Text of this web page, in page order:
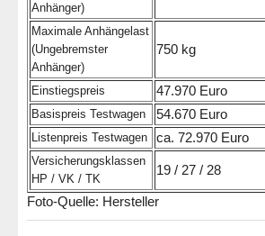
Anhänger)
Maximale Anhängelast
(Ungebremster
Anhänger)
750 kg
Einstiegspreis 47.970 Euro
Basispreis Testwagen 54.670 Euro
Listenpreis Testwagen ca. 72.970 Euro
Versicherungsklassen
HP / VK / TK
19 / 27 / 28
Foto-Quelle: Hersteller